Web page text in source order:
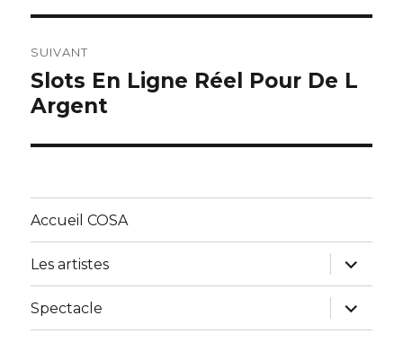
SUIVANT
Article
suivant :
Slots En Ligne Réel Pour De L
Argent
Accueil COSA
Les artistes
ouvrir
le
sous-
menu
Spectacle
ouvrir
le
sous-